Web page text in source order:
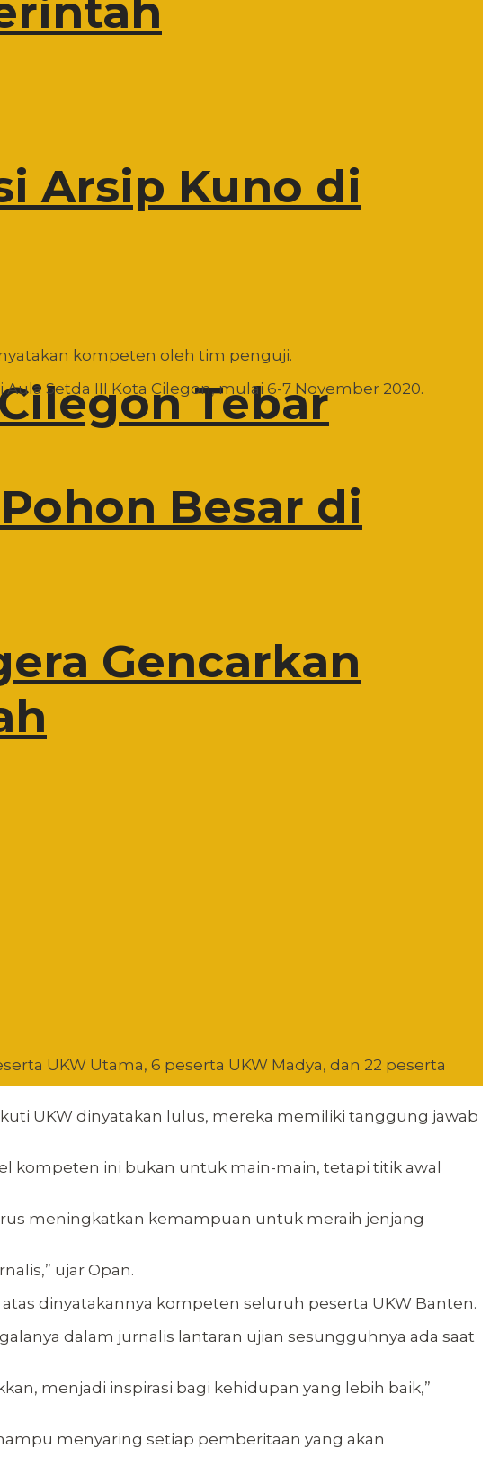
Arsip Kuno di
Tebar
kompeten oleh tim penguji.
Setda III Kota Cilegon, mulai 6-7 November 2020.
Besar di
Gencarkan
UKW Utama, 6 peserta UKW Madya, dan 22 peserta
UKW dinyatakan lulus, mereka memiliki tanggung jawab
kompeten ini bukan untuk main-main, tetapi titik awal
meningkatkan kemampuan untuk meraih jenjang
ujar Opan.
dinyatakannya kompeten seluruh peserta UKW Banten.
dalam jurnalis lantaran ujian sesungguhnya ada saat
menjadi inspirasi bagi kehidupan yang lebih baik,”
menyaring setiap pemberitaan yang akan